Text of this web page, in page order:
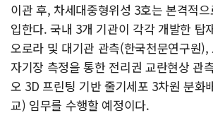
이관 후, 차세대중형위성 3호는 본격적
입한다. 국내 3개 기관이 각각 개발한
오로라 및 대기관 관측(한국천문연구원
자기장 측정을 통한 전리권 교란현상 관
오 3D 프린팅 기반 줄기세포 3차원 분화
교) 임무를 수행할 예정이다.